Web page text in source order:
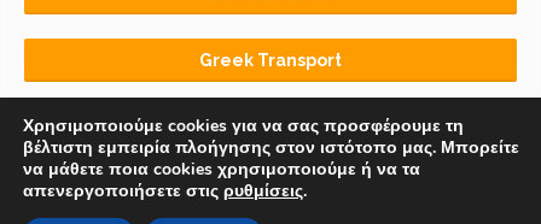
Greek Transport
Αρχική BLOG ΟΡΟΙ ΧΡΗΣΗΣ
Χρησιμοποιούμε cookies για να σας προσφέρουμε τη
βέλτιστη εμπειρία πλοήγησης στον ιστότοπο μας. Μπορείτε
να μάθετε ποια cookies χρησιμοποιούμε ή να τα
απενεργοποιήσετε στις ρυθμίσεις.